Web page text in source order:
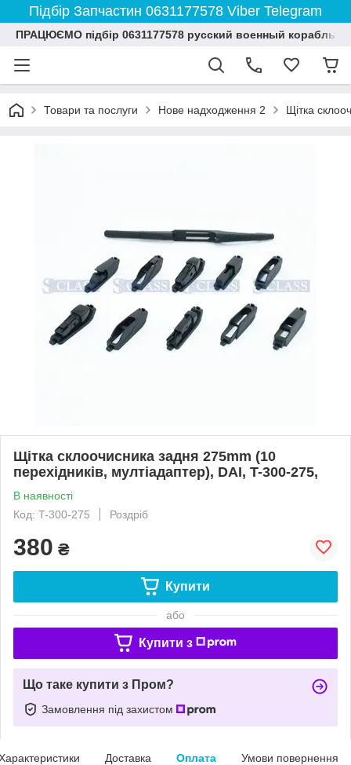
Підбір Запчастин 0631177578 Viber Telegram
ПРАЦЮЄМО підбір 0631177578 русский военный корабль
Товари та послуги Нове надходження 2 Щітка
Щітка склоочисника задня 275mm (10
перехідників, мултіадаптер), DAI, T-300-275,
В наявності
Код: T-300-275
Роздріб
380 ₴
Купити
або
Купити з
Що таке купити з Пром?
Замовлення під захистом
Доставка Оплата Умови повернення